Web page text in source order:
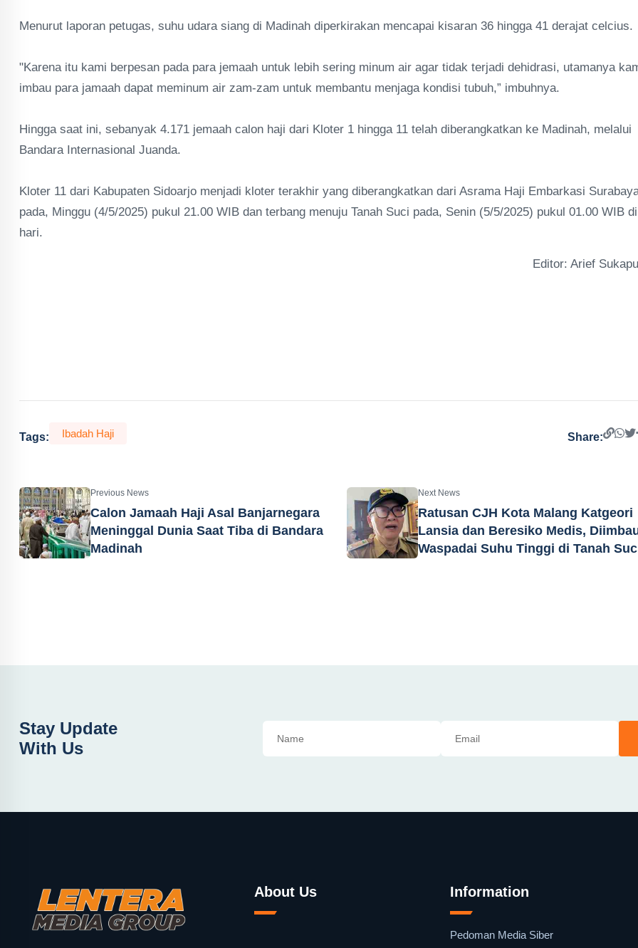
Menurut laporan petugas, suhu udara siang di Madinah diperkirakan mencapai kisaran 36 hingga 41 derajat celcius.
"Karena itu kami berpesan pada para jemaah untuk lebih sering minum air agar tidak terjadi dehidrasi, utamanya
imbau para jamaah dapat meminum air zam-zam untuk membantu menjaga kondisi tubuh,” imbuhnya.
Hingga saat ini, sebanyak 4.171 jemaah calon haji dari Kloter 1 hingga 11 telah diberangkatkan ke Madinah, melalui
Bandara Internasional Juanda.
Kloter 11 dari Kabupaten Sidoarjo menjadi kloter terakhir yang diberangkatkan dari Asrama Haji Embarkasi
pada, Minggu (4/5/2025) pukul 21.00 WIB dan terbang menuju Tanah Suci pada, Senin (5/5/2025) pukul 01.00 WIB
hari.
Editor: Arief
Tags: Ibadah Haji Share:
Previous News
Calon Jamaah Haji Asal Banjarnegara
Meninggal Dunia Saat Tiba di Bandara
Madinah
Next News
Ratusan CJH Kota Malang Katgeori
Lansia dan Beresiko Medis,
Waspadai Suhu Tinggi di Tanah
Stay Update
With Us
About Us Information
Pedoman Media Siber